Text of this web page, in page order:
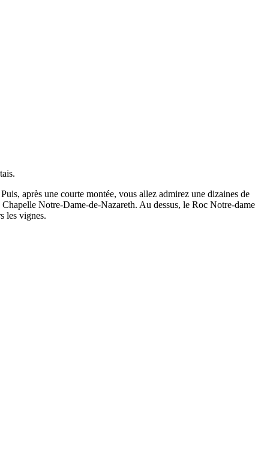
après une courte montée, vous allez admirez une dizaines de
Notre-Dame-de-Nazareth. Au dessus, le Roc Notre-dame
les vignes.